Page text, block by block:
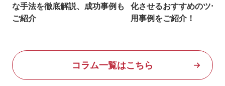
な手法を徹底解説、成功事例も
ご紹介
化させるおすすめのツー
用事例をご紹介！
コラム一覧はこちら